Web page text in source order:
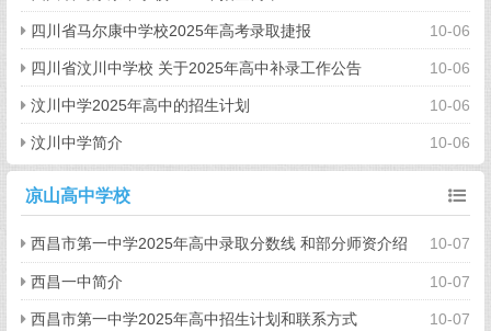
10-06
四川省马尔康中学校2025年高考录取捷报
10-06
四川省汶川中学校 关于2025年高中补录工作公告
10-06
汶川中学2025年高中的招生计划
10-06
汶川中学简介
凉山高中学校
10-07
西昌市第一中学2025年高中录取分数线 和部分师资介绍
10-07
西昌一中简介
10-07
西昌市第一中学2025年高中招生计划和联系方式